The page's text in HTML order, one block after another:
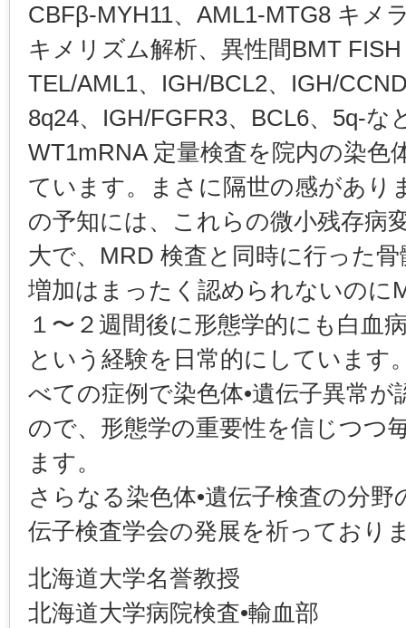
CBFβ-MYH11、AML1-MTG8 キメ
キメリズム解析、異性間BMT
TEL/AML1、IGH/BCL2、IGH/
8q24、IGH/FGFR3、BCL6、5q-な
WT1mRNA 定量検査を院内の染色
ています。まさに隔世の感があり
の予知には、これらの微小残存病
大で、MRD 検査と同時に行った
増加はまったく認められないのに
１〜２週間後に形態学的にも白血
という経験を日常的にしています
べての症例で染色体•遺伝子異常
ので、形態学の重要性を信じつつ
ます。
さらなる染色体•遺伝子検査の分
伝子検査学会の発展を祈っており
北海道大学名誉教授
北海道大学病院検査•輸血部